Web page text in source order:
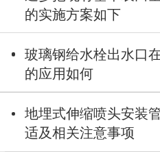
的实施方案如下
玻璃钢给水栓出水口
的应用如何
地埋式伸缩喷头安装
适及相关注意事项